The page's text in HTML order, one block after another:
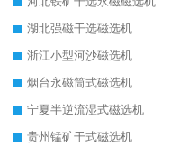
湖北强磁干选磁选机
浙江小型河沙磁选机
烟台永磁筒式磁选机
宁夏半逆流湿式磁选机
贵州锰矿干式磁选机